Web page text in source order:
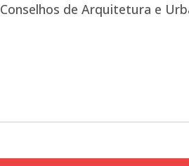
de Arquitetura e